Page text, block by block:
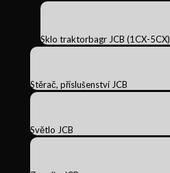
Sklo traktorbagr JCB (1CX-5CX)
Stěrač, příslušenství JCB
Světlo JCB